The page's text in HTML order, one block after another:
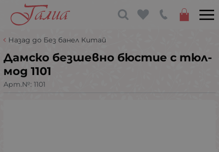
Назад до Без банел Китай
Дамско безшевно бюстие с тюл-
мод 1101
Арт.№: 1101